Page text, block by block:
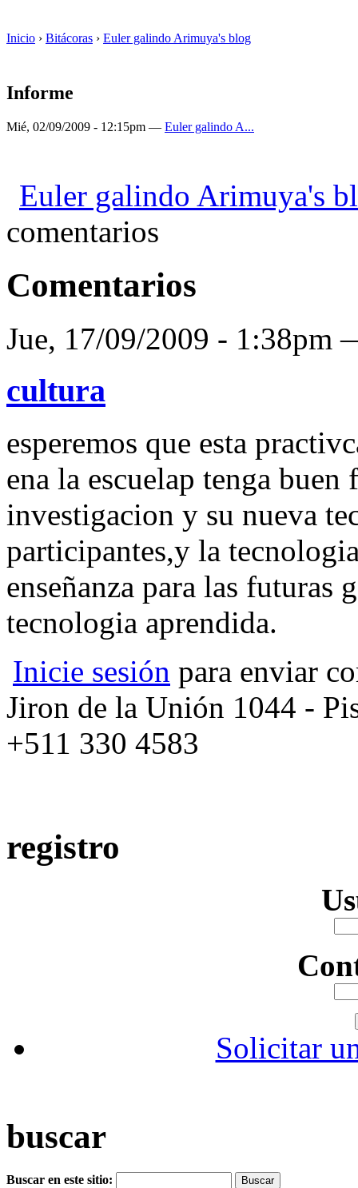
Inicio › Bitácoras › Euler galindo Arimuya's blog
Informe
Mié, 02/09/2009 - 12:15pm — Euler galindo A...
Euler galindo Arimuya's
comentarios
Comentarios
Jue, 17/09/2009 -
cultura
esperemos que esta
ena la escuelap tenga
investigacion y su nueva
participantes,y la
enseñanza para las futuras
tecnologia aprendida.
Inicie sesión para enviar
Jiron de la Unión 1044 -
+511 330 4583
registro
Solicitar
buscar
Buscar en este sitio: